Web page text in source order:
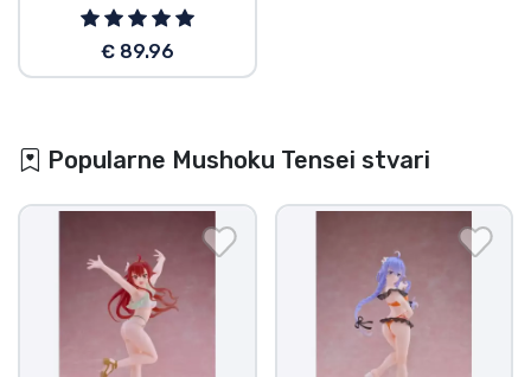
€ 89.96
Popularne Mushoku Tensei stvari